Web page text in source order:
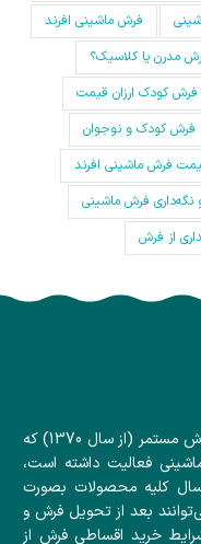
فرش ماشینی افرند
مدرن یا کلاسیک؟
فرش کودک ارزان قیمت
فرش کودک و نوجوان
فرش ماشینی افرند
نگه‌داری فرش ماشینی
از فرش
مجموعه فرش افرند به پشتوانه‌ی سال‌ها تلاش مستمر (از سال 1370) که
فعالیت داشته است،
کلیه محصولات بصورت
بعد از تحویل فرش و
خرید اقساطی فرش از